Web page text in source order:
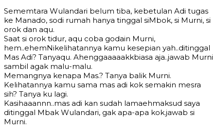
Sememtara Wulandari belum tiba, kebetulan Adi tugas
ke Manado, sodi rumah hanya tinggal siMbok, si Murni, si
orok dan aqu.
Saat si orok tidur, aqu coba godain Murni,
hem..ehemNikelihatannya kamu kesepian yah..ditinggal
Mas Adi? Tanyaqu. Ahenggaaaaakkbiasa aja..jawab Murni
sambil agak malu-malu.
Memangnya kenapa Mas.? Tanya balik Murni.
Kelihatannya kamu sama mas adi kok semakin mesra
sih? Tanya ku lagi.
Kasihaaannn..mas adi kan sudah lamaehmaksud saya
ditinggal Mbak Wulandari, gak apa-apa kok.jawab si
Murni.